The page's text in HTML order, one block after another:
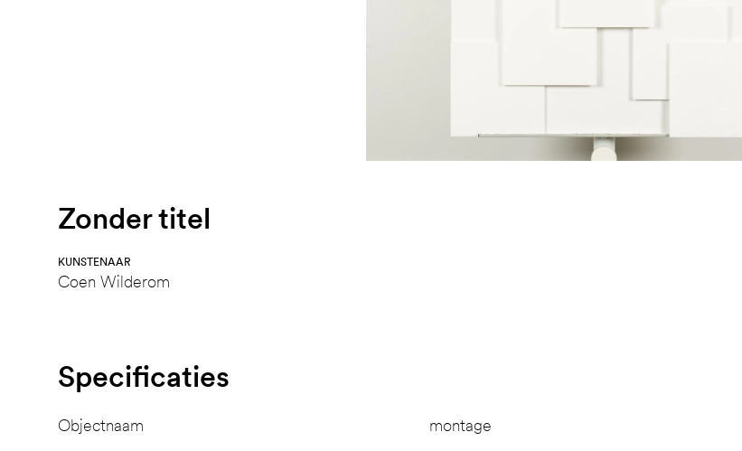
Zonder titel
KUNSTENAAR
Coen Wilderom
Specificaties
Objectnaam montage